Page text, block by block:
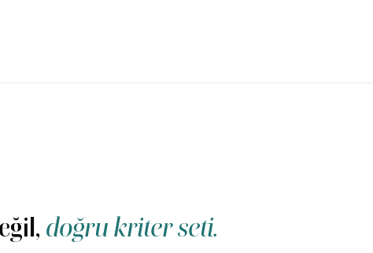
doğru kriter seti.